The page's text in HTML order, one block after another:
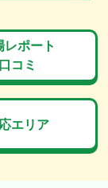
レポート
口コミ
エリア